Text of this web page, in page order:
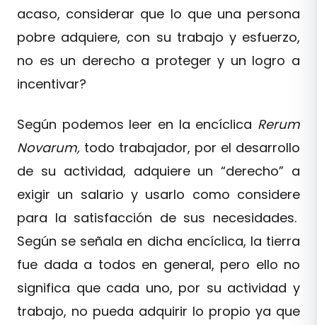
acaso, considerar que lo que una persona
pobre adquiere, con su trabajo y esfuerzo,
no es un derecho a proteger y un logro a
incentivar?
Según podemos leer en la encíclica Rerum
Novarum, todo trabajador, por el desarrollo
de su actividad, adquiere un “derecho” a
exigir un salario y usarlo como considere
para la satisfacción de sus necesidades.
Según se señala en dicha encíclica, la tierra
fue dada a todos en general, pero ello no
significa que cada uno, por su actividad y
trabajo, no pueda adquirir lo propio ya que